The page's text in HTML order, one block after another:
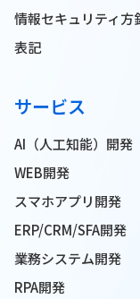
情報セキュリティ方
表記
サービス
AI（人工知能）開発
WEB開発
スマホアプリ開発
ERP/CRM/SFA開発
業務システム開発
RPA開発